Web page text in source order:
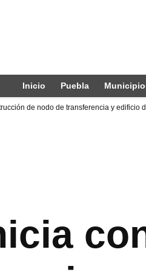
Inicio Puebla
de nodo de transferencia y edificio